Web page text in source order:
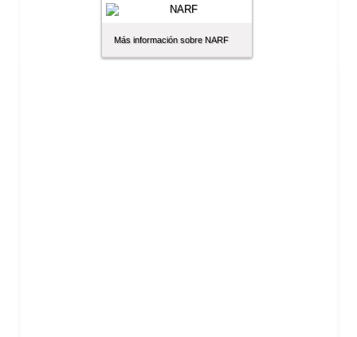
Más información sobre NARF